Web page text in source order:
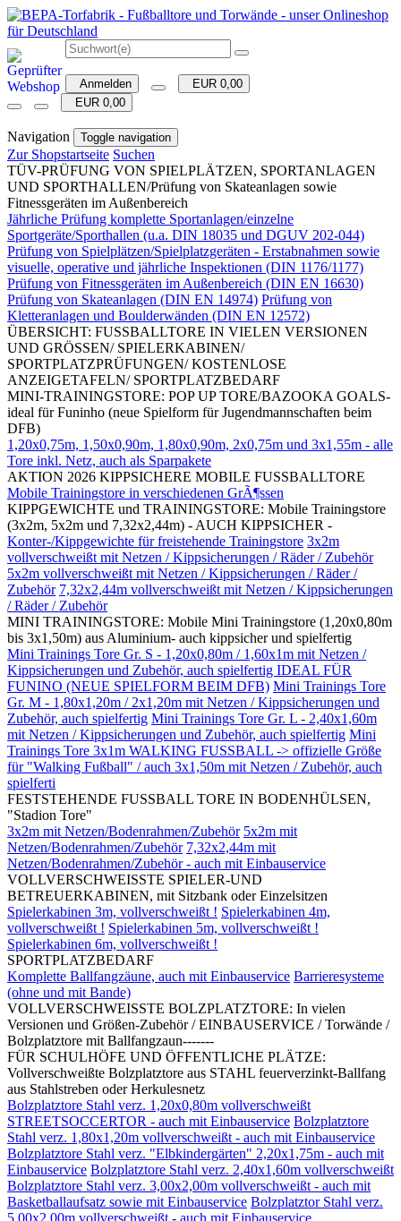
Anmelden
EUR 0,00
EUR 0,00
Navigation Toggle navigation
Zur Shopstartseite Suchen
TÜV-PRÜFUNG VON SPIELPLÄTZEN, SPORTANLAGEN
UND SPORTHALLEN/Prüfung von Skateanlagen sowie
Fitnessgeräten im Außenbereich
Jährliche Prüfung komplette Sportanlagen/einzelne
Sportgeräte/Sporthallen (u.a. DIN 18035 und DGUV 202-044)
Prüfung von Spielplätzen/Spielplatzgeräten - Erstabnahmen sowie
visuelle, operative und jährliche Inspektionen (DIN 1176/1177)
Prüfung von Fitnessgeräten im Außenbereich (DIN EN 16630)
Prüfung von Skateanlagen (DIN EN 14974) Prüfung von
Kletteranlagen und Boulderwänden (DIN EN 12572)
ÜBERSICHT: FUSSBALLTORE IN VIELEN VERSIONEN
UND GRÖSSEN/ SPIELERKABINEN/
SPORTPLATZPRÜFUNGEN/ KOSTENLOSE
ANZEIGETAFELN/ SPORTPLATZBEDARF
MINI-TRAININGSTORE: POP UP TORE/BAZOOKA GOALS-
ideal für Funinho (neue Spielform für Jugendmannschaften beim
DFB)
1,20x0,75m, 1,50x0,90m, 1,80x0,90m, 2x0,75m und 3x1,55m - alle
Tore inkl. Netz, auch als Sparpakete
AKTION 2026 KIPPSICHERE MOBILE FUSSBALLTORE
Mobile Trainingstore in verschiedenen GrÃ¶ssen
KIPPGEWICHTE und TRAININGSTORE: Mobile Trainingstore
(3x2m, 5x2m und 7,32x2,44m) - AUCH KIPPSICHER -
Konter-/Kippgewichte für freistehende Trainingstore 3x2m
vollverschweißt mit Netzen / Kippsicherungen / Räder / Zubehör
5x2m vollverschweißt mit Netzen / Kippsicherungen / Räder /
Zubehör 7,32x2,44m vollverschweißt mit Netzen / Kippsicherungen
/ Räder / Zubehör
MINI TRAININGSTORE: Mobile Mini Trainingstore (1,20x0,80m
bis 3x1,50m) aus Aluminium- auch kippsicher und spielfertig
Mini Trainings Tore Gr. S - 1,20x0,80m / 1,60x1m mit Netzen /
Kippsicherungen und Zubehör, auch spielfertig IDEAL FÜR
FUNINO (NEUE SPIELFORM BEIM DFB) Mini Trainings Tore
Gr. M - 1,80x1,20m / 2x1,20m mit Netzen / Kippsicherungen und
Zubehör, auch spielfertig Mini Trainings Tore Gr. L - 2,40x1,60m
mit Netzen / Kippsicherungen und Zubehör, auch spielfertig Mini
Trainings Tore 3x1m WALKING FUSSBALL -> offizielle Größe
für "Walking Fußball" / auch 3x1,50m mit Netzen / Zubehör, auch
spielferti
FESTSTEHENDE FUSSBALL TORE IN BODENHÜLSEN,
"Stadion Tore"
3x2m mit Netzen/Bodenrahmen/Zubehör 5x2m mit
Netzen/Bodenrahmen/Zubehör 7,32x2,44m mit
Netzen/Bodenrahmen/Zubehör - auch mit Einbauservice
VOLLVERSCHWEISSTE SPIELER-UND
BETREUERKABINEN, mit Sitzbank oder Einzelsitzen
Spielerkabinen 3m, vollverschweißt ! Spielerkabinen 4m,
vollverschweißt ! Spielerkabinen 5m, vollverschweißt !
Spielerkabinen 6m, vollverschweißt !
SPORTPLATZBEDARF
Komplette Ballfangzäune, auch mit Einbauservice Barrieresysteme
(ohne und mit Bande)
VOLLVERSCHWEISSTE BOLZPLATZTORE: In vielen
Versionen und Größen-Zubehör / EINBAUSERVICE / Torwände /
Bolzplatztore mit Ballfangzaun-------
FÜR SCHULHÖFE UND ÖFFENTLICHE PLÄTZE:
Vollverschweißte Bolzplatztore aus STAHL feuerverzinkt-Ballfang
aus Stahlstreben oder Herkulesnetz
Bolzplatztore Stahl verz. 1,20x0,80m vollverschweißt
STREETSOCCERTOR - auch mit Einbauservice Bolzplatztore
Stahl verz. 1,80x1,20m vollverschweißt - auch mit Einbauservice
Bolzplatztore Stahl verz. "Elbkindergärten" 2,20x1,75m - auch mit
Einbauservice Bolzplatztore Stahl verz. 2,40x1,60m vollverschweißt
Bolzplatztore Stahl verz. 3,00x2,00m vollverschweißt - auch mit
Basketballaufsatz sowie mit Einbauservice Bolzplatztor Stahl verz.
5,00x2,00m vollverschweißt - auch mit Einbauservice